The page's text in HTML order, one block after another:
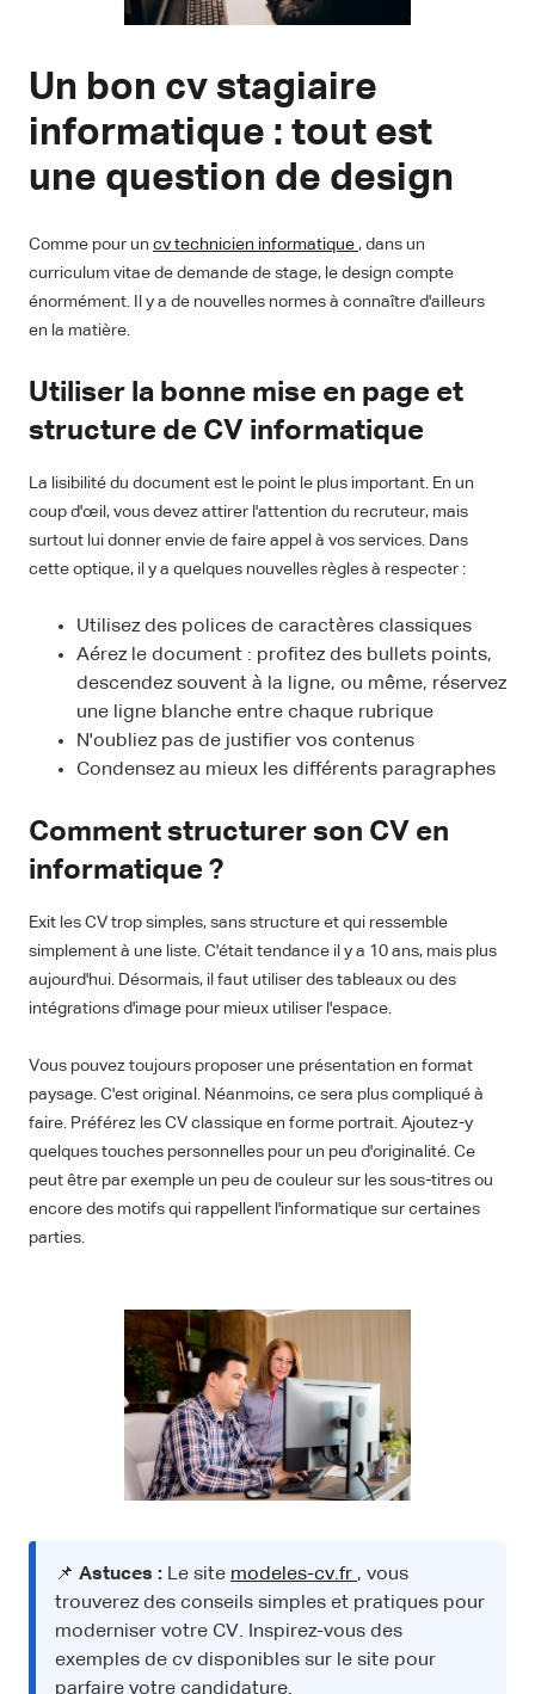
Un bon cv stagiaire
informatique : tout est
une question de design
Comme pour un cv technicien informatique , dans un
curriculum vitae de demande de stage, le design compte
énormément. Il y a de nouvelles normes à connaître d'ailleurs
en la matière.
Utiliser la bonne mise en page et
structure de CV informatique
La lisibilité du document est le point le plus important. En un
coup d'œil, vous devez attirer l'attention du recruteur, mais
surtout lui donner envie de faire appel à vos services. Dans
cette optique, il y a quelques nouvelles règles à respecter :
Utilisez des polices de caractères classiques
Aérez le document : profitez des bullets points,
descendez souvent à la ligne, ou même, réservez
une ligne blanche entre chaque rubrique
N'oubliez pas de justifier vos contenus
Condensez au mieux les différents paragraphes
Comment structurer son CV en
informatique ?
Exit les CV trop simples, sans structure et qui ressemble
simplement à une liste. C'était tendance il y a 10 ans, mais plus
aujourd'hui. Désormais, il faut utiliser des tableaux ou des
intégrations d'image pour mieux utiliser l'espace.
Vous pouvez toujours proposer une présentation en format
paysage. C'est original. Néanmoins, ce sera plus compliqué à
faire. Préférez les CV classique en forme portrait. Ajoutez-y
quelques touches personnelles pour un peu d'originalité. Ce
peut être par exemple un peu de couleur sur les sous-titres ou
encore des motifs qui rappellent l'informatique sur certaines
parties.
📌 Astuces : Le site modeles-cv.fr , vous
trouverez des conseils simples et pratiques pour
moderniser votre CV. Inspirez-vous des
exemples de cv disponibles sur le site pour
parfaire votre candidature.